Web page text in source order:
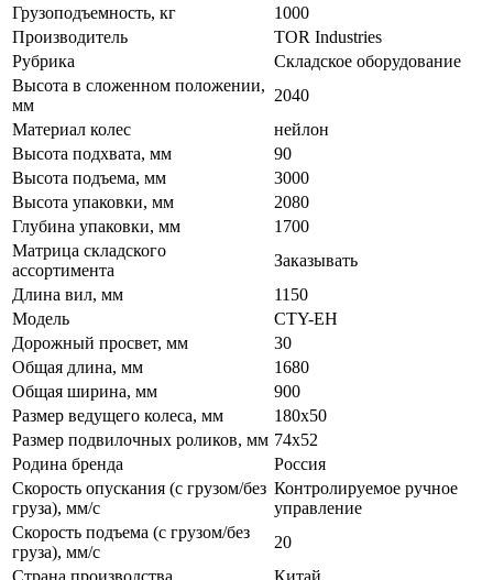
Грузоподъемность, кг
1000
Производитель
TOR Industries
Рубрика
Складское оборудование
Высота в сложенном положении,
мм
2040
Материал колес
нейлон
Высота подхвата, мм
90
Высота подъема, мм
3000
Высота упаковки, мм
2080
Глубина упаковки, мм
1700
Матрица складского
ассортимента
Заказывать
Длина вил, мм
1150
Модель
CTY-EH
Дорожный просвет, мм
30
Общая длина, мм
1680
Общая ширина, мм
900
Размер ведущего колеса, мм
180х50
Размер подвилочных роликов, мм 74х52
Родина бренда
Россия
Скорость опускания (с грузом/без
груза), мм/с
Контролируемое ручное
управление
Скорость подъема (с грузом/без
груза), мм/с
20
Страна производства
Китай